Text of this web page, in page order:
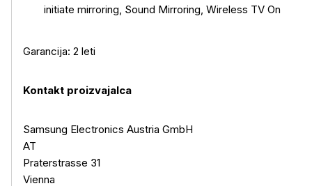
initiate mirroring, Sound Mirroring, Wireless TV On
Garancija: 2 leti
Kontakt proizvajalca
Samsung Electronics Austria GmbH
AT
Praterstrasse 31
Vienna